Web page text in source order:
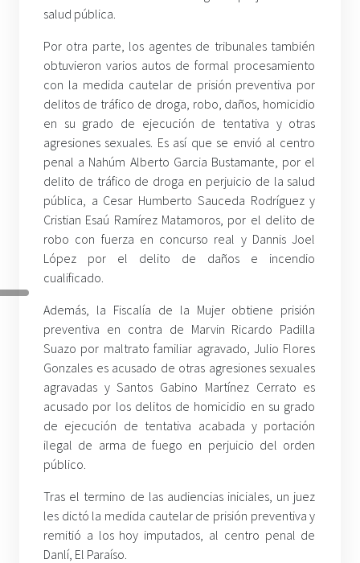
salud pública.
Por otra parte, los agentes de tribunales también
obtuvieron varios autos de formal procesamiento
con la medida cautelar de prisión preventiva por
delitos de tráfico de droga, robo, daños, homicidio
en su grado de ejecución de tentativa y otras
agresiones sexuales. Es así que se envió al centro
penal a Nahúm Alberto Garcia Bustamante, por el
delito de tráfico de droga en perjuicio de la salud
pública, a Cesar Humberto Sauceda Rodríguez y
Cristian Esaú Ramírez Matamoros, por el delito de
robo con fuerza en concurso real y Dannis Joel
López por el delito de daños e incendio
cualificado.
Además, la Fiscalía de la Mujer obtiene prisión
preventiva en contra de Marvin Ricardo Padilla
Suazo por maltrato familiar agravado, Julio Flores
Gonzales es acusado de otras agresiones sexuales
agravadas y Santos Gabino Martínez Cerrato es
acusado por los delitos de homicidio en su grado
de ejecución de tentativa acabada y portación
ilegal de arma de fuego en perjuicio del orden
público.
Tras el termino de las audiencias iniciales, un juez
les dictó la medida cautelar de prisión preventiva y
remitió a los hoy imputados, al centro penal de
Danlí, El Paraíso.